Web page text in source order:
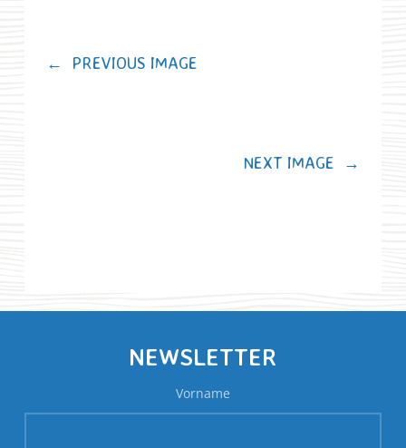
← PREVIOUS IMAGE
NEXT IMAGE →
NEWSLETTER
Vorname